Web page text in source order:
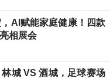
AI赋能家庭健康！四款
相展会
林城 VS 酒城，足球赛场